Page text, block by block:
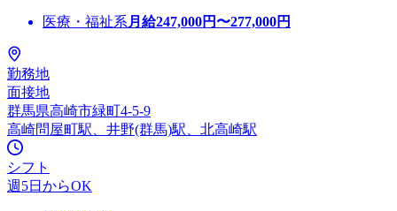
医療・福祉系 月給247,000円〜277,000円
勤務地
面接地
群馬県高崎市緑町4-5-9
高崎問屋町駅、井野(群馬)駅、北高崎駅
シフト
週5日からOK